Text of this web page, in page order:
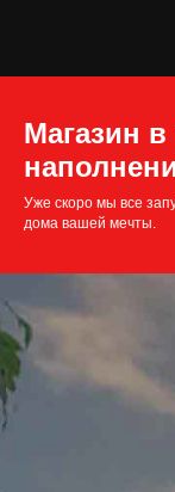
Магазин в
Уже скоро мы все
дома вашей мечты.